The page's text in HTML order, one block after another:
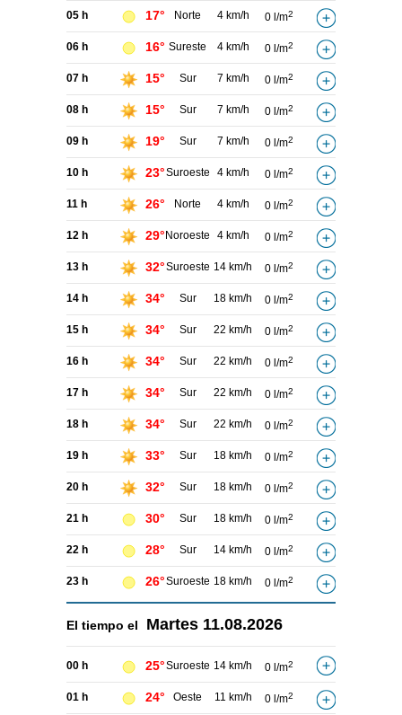
05 h 17° Norte 4 km/h 0 l/m2
06 h 16° Sureste 4 km/h 0 l/m2
07 h 15° Sur 7 km/h 0 l/m2
08 h 15° Sur 7 km/h 0 l/m2
09 h 19° Sur 7 km/h 0 l/m2
10 h 23°Suroeste 4 km/h 0 l/m2
11 h 26° Norte 4 km/h 0 l/m2
12 h 29° Noroeste 4 km/h 0 l/m2
13 h 32°Suroeste 14 km/h 0 l/m2
14 h 34° Sur 18 km/h 0 l/m2
15 h 34° Sur 22 km/h 0 l/m2
16 h 34° Sur 22 km/h 0 l/m2
17 h 34° Sur 22 km/h 0 l/m2
18 h 34° Sur 22 km/h 0 l/m2
19 h 33° Sur 18 km/h 0 l/m2
20 h 32° Sur 18 km/h 0 l/m2
21 h 30° Sur 18 km/h 0 l/m2
22 h 28° Sur 14 km/h 0 l/m2
23 h 26°Suroeste 18 km/h 0 l/m2
El tiempo el Martes 11.08.2026
00 h 25°Suroeste 14 km/h 0 l/m2
01 h 24° Oeste 11 km/h 0 l/m2